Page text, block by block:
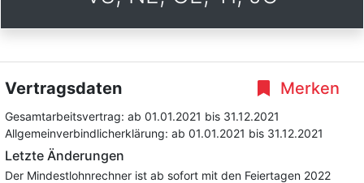
Merken
Vertragsdaten
Gesamtarbeitsvertrag: ab 01.01.2021 bis 31.12.2021
Allgemeinverbindlicherklärung: ab 01.01.2021 bis 31.12.2021
Letzte Änderungen
Der Mindestlohnrechner ist ab sofort mit den Feiertagen 2022